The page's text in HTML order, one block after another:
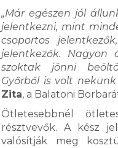
„Már egészen jól
jelentkezni, mint
csoportos
jelentkezők.
szoktak jönni
Győrből is volt nekünk
Zita, a Balatoni
Ötletesebbnél
résztvevők. A kész
valósítják meg